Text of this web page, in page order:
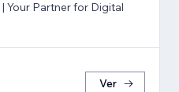
Ver